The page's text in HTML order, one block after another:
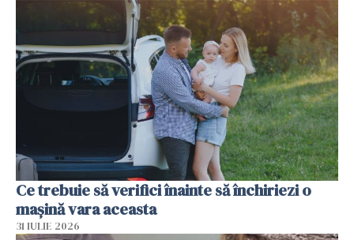
Ce trebuie să verifici înainte să închiriezi o
mașină vara aceasta
31 IULIE 2026